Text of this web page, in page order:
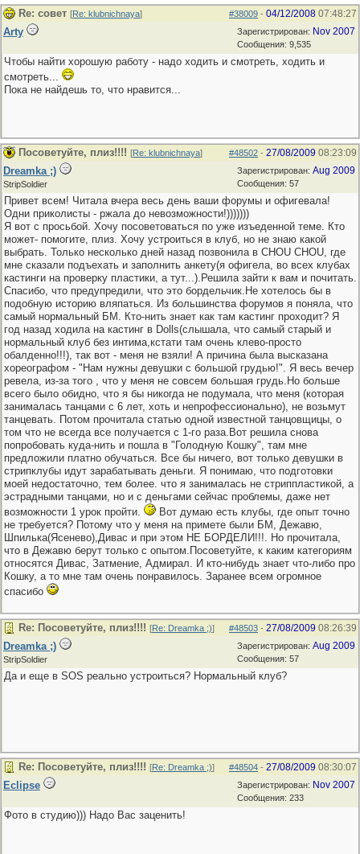
#38009 - 04/12/2008 07:48:27
Re: совет [Re: klubnichnaya]
Зарегистрирован: Nov 2007
Сообщения: 9,535
Arty
Чтобы найти хорошую работу - надо ходить и смотреть, ходить и
смотреть...
Пока не найдешь то, что нравится...
#48502 - 27/08/2009 08:23:09
Посоветуйте, плиз!!!! [Re: klubnichnaya]
Зарегистрирован: Aug 2009
Сообщения: 57
Dreamka ;)
StripSoldier
Привет всем! Читала вчера весь день ваши форумы и офигевала!
Одни приколисты - ржала до невозможности!)))))))
Я вот с просьбой. Хочу посоветоваться по уже изъеденной теме. Кто
может- помогите, плиз. Хочу устроиться в клуб, но не знаю какой
выбрать. Только несколько дней назад позвонила в CHOU CHOU, где
мне сказали подъехать и заполнить анкету(я офигела, во всех клубах
кастинги на проверку пластики, а тут...).Решила зайти к вам и почитать.
Спасибо, что предупредили, что это бордельчик.Не хотелось бы в
подобную историю вляпаться. Из большинства форумов я поняла, что
самый нормальный БМ. Кто-нить знает как там кастинг проходит? Я
год назад ходила на кастинг в Dolls(слышала, что самый старый и
нормальный клуб без интима,кстати там очень клево-просто
обалденно!!!), так вот - меня не взяли! А причина была высказана
хореографом - "Нам нужны девушки с большой грудью!". Я весь вечер
ревела, из-за того , что у меня не совсем большая грудь.Но больше
всего было обидно, что я бы никогда не подумала, что меня (которая
занималась танцами с 6 лет, хоть и непрофессионально), не возьмут
танцевать. Потом прочитала статью одной известной танцовщицы, о
том что не всегда все получается с 1-го раза.Вот решила снова
попробовать куда-нить и пошла в "Голодную Кошку", там мне
предложили платно обучаться. Все бы ничего, вот только девушки в
стрипклубы идут зарабатывать деньги. Я понимаю, что подготовки
моей недостаточно, тем более. что я занималась не стриппластикой, а
эстрадными танцами, но и с деньгами сейчас проблемы, даже нет
возможности 1 урок пройти.
Вот думаю есть клубы, где опыт точно
не требуется? Потому что у меня на примете были БМ, Дежавю,
Шпилька(Ясенево),Дивас и при этом НЕ БОРДЕЛИ!!!. Но прочитала,
что в Дежавю берут только с опытом.Посоветуйте, к каким категориям
относятся Дивас, Затмение, Адмирал. И кто-нибудь знает что-либо про
Кошку, а то мне там очень понравилось. Заранее всем огромное
спасибо
#48503 - 27/08/2009 08:26:39
Re: Посоветуйте, плиз!!!! [Re: Dreamka ;)]
Зарегистрирован: Aug 2009
Сообщения: 57
Dreamka ;)
StripSoldier
Да и еще в SOS реально устроиться? Нормальный клуб?
#48504 - 27/08/2009 08:30:07
Re: Посоветуйте, плиз!!!! [Re: Dreamka ;)]
Зарегистрирован: Nov 2007
Сообщения: 233
Eclipse
Фото в студию))) Надо Вас заценить!